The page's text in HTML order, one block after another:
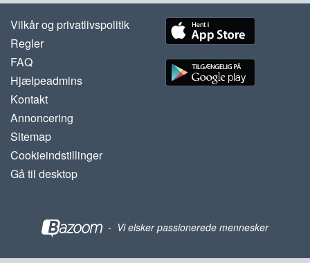
Vilkår og privatlivspolitik
Regler
FAQ
Hjælpeadmins
Kontakt
Annoncering
Sitemap
Cookieindstillinger
Gå til desktop
- Vi elsker passionerede mennesker